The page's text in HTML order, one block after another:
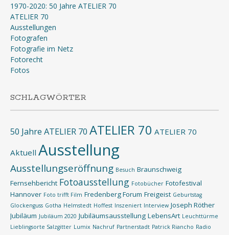
1970-2020: 50 Jahre ATELIER 70
ATELIER 70
Ausstellungen
Fotografen
Fotografie im Netz
Fotorecht
Fotos
SCHLAGWÖRTER
50 Jahre ATELIER 70 ATELIER 70 ATELIER 70
Aktuell Ausstellung
Ausstellungseröffnung Besuch Braunschweig
Fernsehbericht Fotoausstellung Fotobücher Fotofestival
Hannover Foto trifft Film Fredenberg Forum Freigeist Geburtstag
Glockenguss Gotha Helmstedt Hoffest Inszeniert Interview Joseph Röther
Jubiläum Jubiläum 2020 Jubiläumsausstellung LebensArt Leuchttürme
Lieblingsorte Salzgitter Lumix Nachruf Partnerstadt Patrick Riancho Radio